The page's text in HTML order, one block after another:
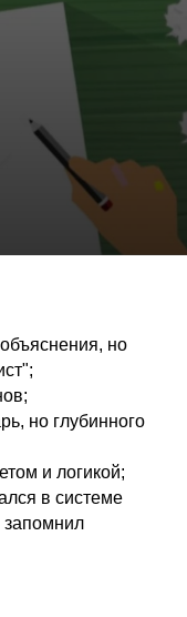
но
но глубинного
и логикой;
в системе
запомнил